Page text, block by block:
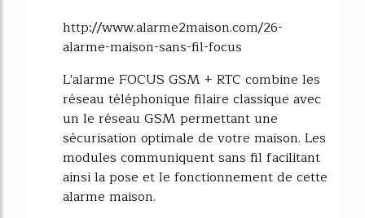
http://www.alarme2maison.com/26-
alarme-maison-sans-fil-focus
L'alarme FOCUS GSM + RTC combine les
réseau téléphonique filaire classique avec
un le réseau GSM permettant une
sécurisation optimale de votre maison. Les
modules communiquent sans fil facilitant
ainsi la pose et le fonctionnement de cette
alarme maison.